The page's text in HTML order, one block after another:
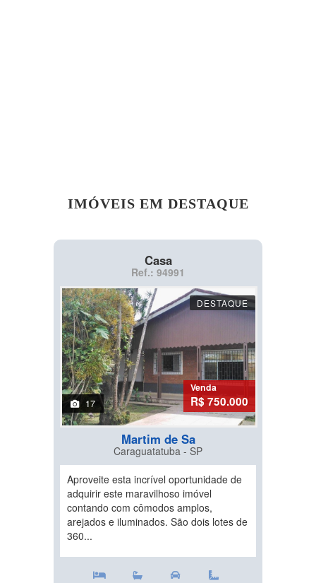
IMÓVEIS EM DESTAQUE
Casa
Ref.: 94991
DESTAQUE
17
Venda
R$ 750.000
Martim de Sa
Caraguatatuba - SP
Aproveite esta incrível oportunidade de
adquirir este maravilhoso imóvel
contando com cômodos amplos,
arejados e iluminados. São dois lotes de
360...